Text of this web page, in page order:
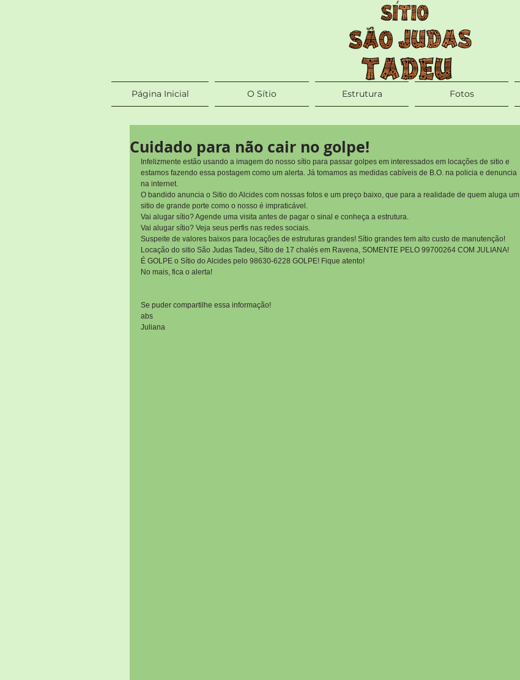
Página Inicial O Sítio Estrutura Fotos
Cuidado para não cair no golpe!
Infelizmente estão usando a imagem do nosso sítio para passar golpes em interessados em locações de sitio e
estamos fazendo essa postagem como um alerta. Já tomamos as medidas cabíveis de B.O. na policia e denuncia
na internet.
O bandido anuncia o Sitio do Alcides com nossas fotos e um preço baixo, que para a realidade de quem aluga um
sitio de grande porte como o nosso é impraticável.
Vai alugar sítio? Agende uma visita antes de pagar o sinal e conheça a estrutura.
Vai alugar sítio? Veja seus perfis nas redes sociais.
Suspeite de valores baixos para locações de estruturas grandes! Sítio grandes tem alto custo de manutenção!
Locação do sitio São Judas Tadeu, Sítio de 17 chalés em Ravena, SOMENTE PELO 99700264 COM JULIANA!
É GOLPE o Sítio do Alcides pelo 98630-6228 GOLPE! Fique atento!
No mais, fica o alerta!
Se puder compartilhe essa informação!
abs
Juliana